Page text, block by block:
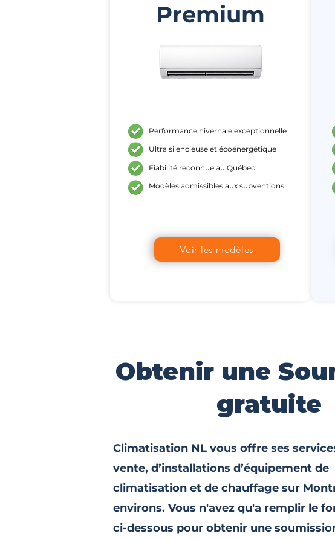
Premium
Performance hivernale exceptionnelle
Ultra silencieuse et écoénergétique
Fiabilité reconnue au Québec
Modèles admissibles aux subventions
Voir les modèles
Obtenir une
gratuite
Climatisation NL vous offre ses
vente, d’installations d’équipement de
climatisation et de chauffage sur
environs. Vous n'avez qu'a remplir le
ci-dessous pour obtenir une